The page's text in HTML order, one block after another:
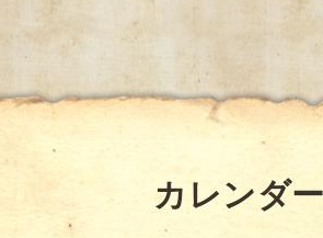
カレンダ